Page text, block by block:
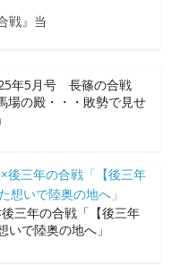
戦』当
年5月号 長篠の合戦
場の殿・・・敗勢で見せ
三年の合戦「【後三年
で陸奥の地へ」